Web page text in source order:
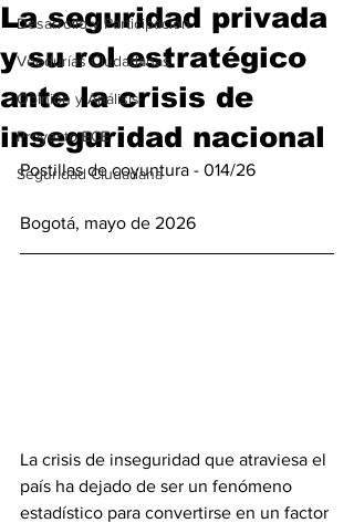
Desarrollo y Participación
Veedurías Ciudadanas
Opinión y Análisis
Proyecto ECE
Seguridad Ciudadana
La seguridad privada
y su rol estratégico
ante la crisis de
inseguridad nacional
Postillas de coyuntura - 014/26
Bogotá, mayo de 2026
La crisis de inseguridad que atraviesa el
país ha dejado de ser un fenómeno
estadístico para convertirse en un factor